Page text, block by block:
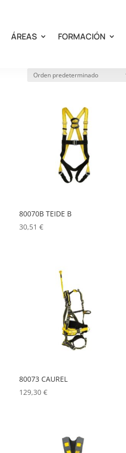
ÁREAS FORMACIÓN
80070B TEIDE B
30,51 €
80073 CAUREL
129,30 €